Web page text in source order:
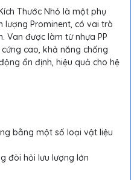
Thước Nhỏ là một phụ
Prominent, có vai trò
Van được làm từ nhựa PP
cao, khả năng chống
ổn định, hiệu quả cho hệ
bằng một số loại vật liệu
đòi hỏi lưu lượng lớn